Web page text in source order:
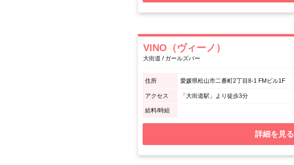
VINO（ヴィーノ）
大街道 / ガールズバー
住所 愛媛県松山市二番町2丁目8-1 FMビル1F
アクセス 「大街道駅」より徒歩3分
給料/時給
詳細を見る